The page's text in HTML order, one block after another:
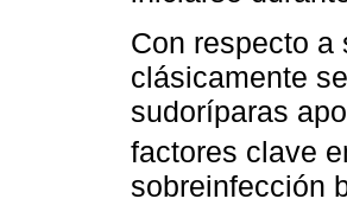
Con respecto a
clásicamente
sudoríparas
factores clave
sobreinfección